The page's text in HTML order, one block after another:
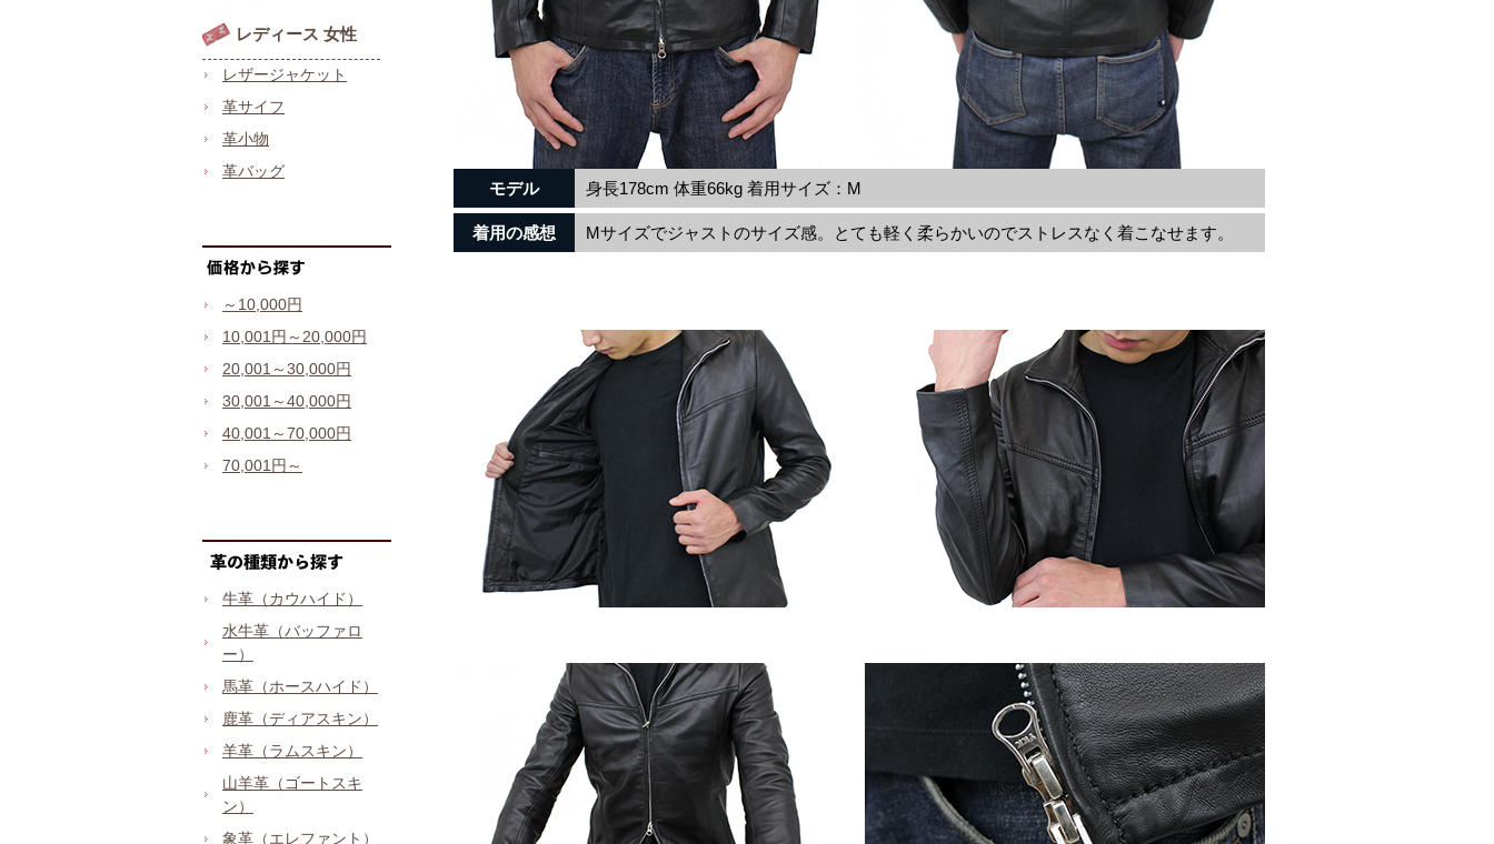
レディース 女性
レザージャケット
革サイフ
革小物
革バッグ
～10,000円
10,001円～20,000円
20,001～30,000円
30,001～40,000円
40,001～70,000円
70,001円～
牛革（カウハイド）
水牛革（バッファロ
ー）
馬革（ホースハイド）
鹿革（ディアスキン）
羊革（ラムスキン）
山羊革（ゴートスキ
ン）
象革（エレファント）
モデル 身長178cm 体重66kg 着用サイズ：M
着用の感想 Mサイズでジャストのサイズ感。とても軽く柔らかいのでストレスなく着こなせます。